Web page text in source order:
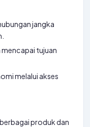
jangka
tujuan
melalui akses
produk dan